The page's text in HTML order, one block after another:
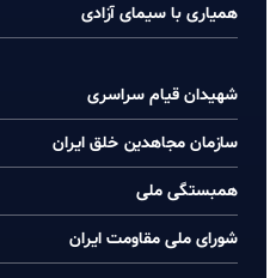
همیاری با سیمای آزادی
شهیدان قیام سراسری
سازمان مجاهدین خلق ایران
همبستگی ملی
شورای ملی مقاومت ایران